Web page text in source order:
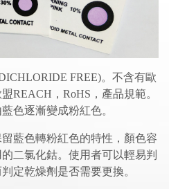
FREE)。不含有歐
REACH，RoHS，產品規範。
色逐漸變成粉紅色。
藍色轉粉紅色的特性，顏色容
二氯化鈷。使用者可以輕易判
定乾燥劑是否需要更換。